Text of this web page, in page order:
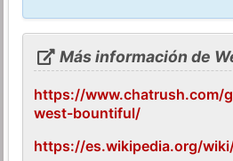
Más información de
https://www.chatrush.com/
west-bountiful/
https://es.wikipedia.org/